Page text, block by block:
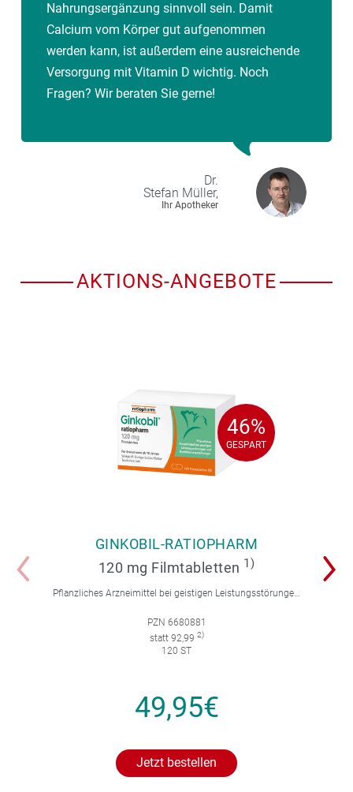
Nahrungsergänzung sinnvoll sein. Damit
Calcium vom Körper gut aufgenommen
werden kann, ist außerdem eine ausreichende
Versorgung mit Vitamin D wichtig. Noch
Fragen? Wir beraten Sie gerne!
Dr.
Stefan Müller,
Ihr Apotheker
AKTIONS-ANGEBOTE
46%
GESPART
46%
GESPART
GINKOBIL-RATIOPHARM
120 mg Filmtabletten 1)
Pflanzliches Arzneimittel bei geistigen Leistungsstörungen und Durchblutungsstörungen.
PZN 6680881
statt 92,99 2)
120 ST
49,95€
Jetzt bestellen